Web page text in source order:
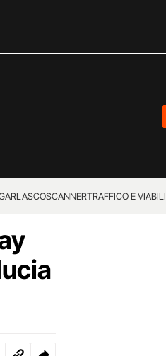
SCANNERTRAFFICO E